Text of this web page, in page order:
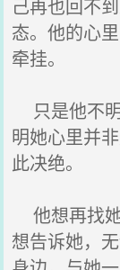
己再也回不
态。他的心
牵挂。
只是他不
明她心里并
此决绝。
他想再找
想告诉她，